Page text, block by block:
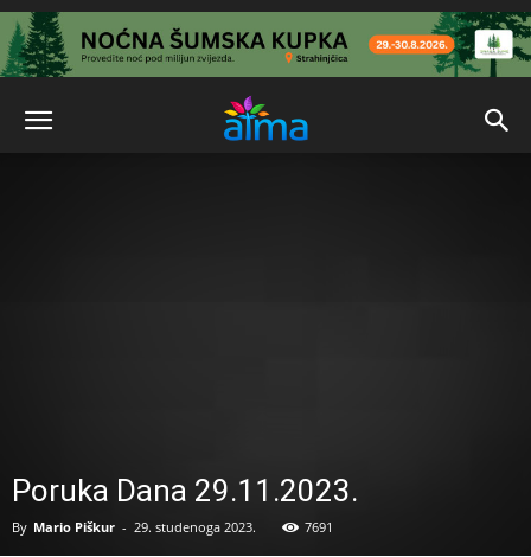
Poruka Dana 29.11.2023.
By Mario Piškur - 29. studenoga 2023. 7691